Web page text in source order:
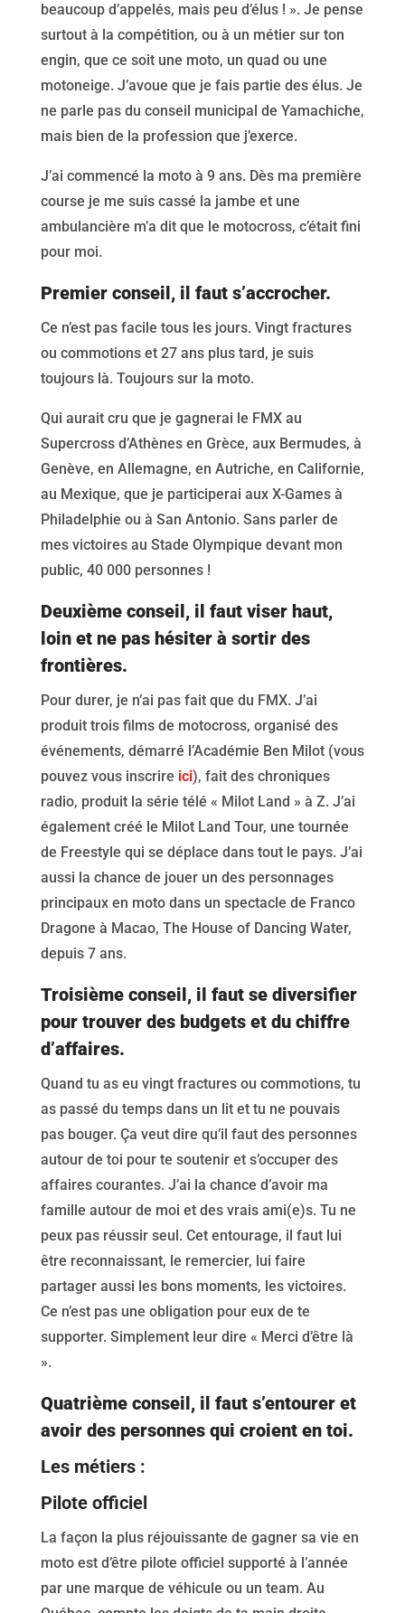
beaucoup d’appelés, mais peu d’élus ! ». Je pense
surtout à la compétition, ou à un métier sur ton
engin, que ce soit une moto, un quad ou une
motoneige. J’avoue que je fais partie des élus. Je
ne parle pas du conseil municipal de Yamachiche,
mais bien de la profession que j’exerce.
J’ai commencé la moto à 9 ans. Dès ma première
course je me suis cassé la jambe et une
ambulancière m’a dit que le motocross, c’était fini
pour moi.
Premier conseil, il faut s’accrocher.
Ce n’est pas facile tous les jours. Vingt fractures
ou commotions et 27 ans plus tard, je suis
toujours là. Toujours sur la moto.
Qui aurait cru que je gagnerai le FMX au
Supercross d’Athènes en Grèce, aux Bermudes, à
Genève, en Allemagne, en Autriche, en Californie,
au Mexique, que je participerai aux X-Games à
Philadelphie ou à San Antonio. Sans parler de
mes victoires au Stade Olympique devant mon
public, 40 000 personnes !
Deuxième conseil, il faut viser haut,
loin et ne pas hésiter à sortir des
frontières.
Pour durer, je n’ai pas fait que du FMX. J’ai
produit trois films de motocross, organisé des
événements, démarré l’Académie Ben Milot (vous
pouvez vous inscrire ici), fait des chroniques
radio, produit la série télé « Milot Land » à Z. J’ai
également créé le Milot Land Tour, une tournée
de Freestyle qui se déplace dans tout le pays. J’ai
aussi la chance de jouer un des personnages
principaux en moto dans un spectacle de Franco
Dragone à Macao, The House of Dancing Water,
depuis 7 ans.
Troisième conseil, il faut se diversifier
pour trouver des budgets et du chiffre
d’affaires.
Quand tu as eu vingt fractures ou commotions, tu
as passé du temps dans un lit et tu ne pouvais
pas bouger. Ça veut dire qu’il faut des personnes
autour de toi pour te soutenir et s’occuper des
affaires courantes. J’ai la chance d’avoir ma
famille autour de moi et des vrais ami(e)s. Tu ne
peux pas réussir seul. Cet entourage, il faut lui
être reconnaissant, le remercier, lui faire
partager aussi les bons moments, les victoires.
Ce n’est pas une obligation pour eux de te
supporter. Simplement leur dire « Merci d’être là
».
Quatrième conseil, il faut s’entourer et
avoir des personnes qui croient en toi.
Les métiers :
Pilote officiel
La façon la plus réjouissante de gagner sa vie en
moto est d’être pilote officiel supporté à l’année
par une marque de véhicule ou un team. Au